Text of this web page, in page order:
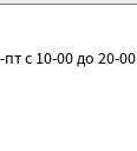
с 10-00 до 20-00